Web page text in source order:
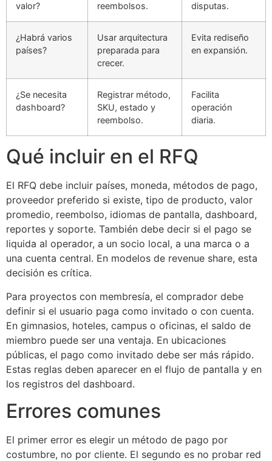
valor?
reembolsos.
disputas.
¿Habrá varios
países?
Usar arquitectura
preparada para
crecer.
Evita rediseño
en expansión.
¿Se necesita
dashboard?
Registrar método,
SKU, estado y
reembolso.
Facilita
operación
diaria.
Qué incluir en el RFQ
El RFQ debe incluir países, moneda, métodos de pago,
proveedor preferido si existe, tipo de producto, valor
promedio, reembolso, idiomas de pantalla, dashboard,
reportes y soporte. También debe decir si el pago se
liquida al operador, a un socio local, a una marca o a
una cuenta central. En modelos de revenue share, esta
decisión es crítica.
Para proyectos con membresía, el comprador debe
definir si el usuario paga como invitado o con cuenta.
En gimnasios, hoteles, campus o oficinas, el saldo de
miembro puede ser una ventaja. En ubicaciones
públicas, el pago como invitado debe ser más rápido.
Estas reglas deben aparecer en el flujo de pantalla y en
los registros del dashboard.
Errores comunes
El primer error es elegir un método de pago por
costumbre, no por cliente. El segundo es no probar red